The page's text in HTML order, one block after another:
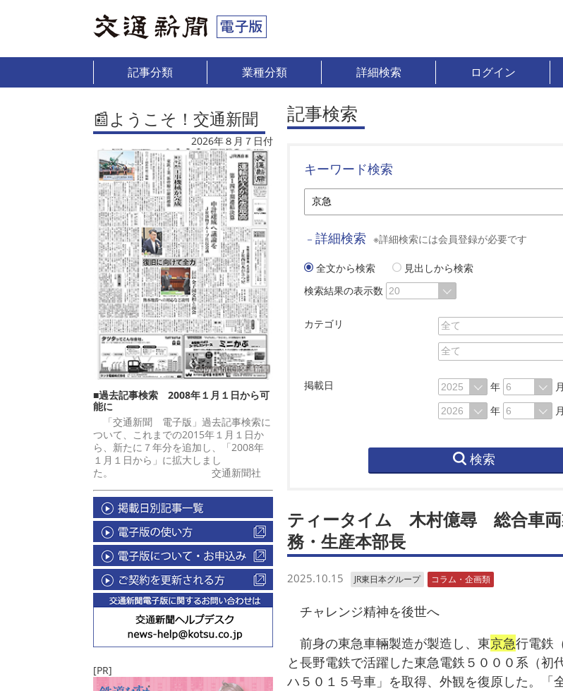
記事分類 業種分類 詳細検索 ログイン
📰ようこそ！交通新聞
2026年８月７日付
■過去記事検索 2008年１月１日から可
能に
「交通新聞 電子版」過去記事検索に
ついて、これまでの2015年１月１日か
ら、新たに７年分を追加し、「2008年
１月１日から」に拡大しまし
た。 交通新聞社
[PR]
記事検索
キーワード検索
－ 詳細検索 ※詳細検索には会員登録が必要です
全文から検索
見出しから検索
検索結果の表示数
カテゴリ
掲載日 年 月
年
月
検索
ティータイム 木村億尋 総合車両
務・生産本部長
2025.10.15 JR東日本グループ コラム・企画類
チャレンジ精神を後世へ
前身の東急車輛製造が製造し、東京急行電鉄
と長野電鉄で活躍した東急電鉄５０００系（初
ハ５０１５号車」を取得、外観を復原した。「